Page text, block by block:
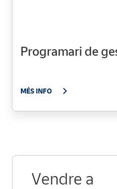
Programari de
MÉS INFO
Vendre a